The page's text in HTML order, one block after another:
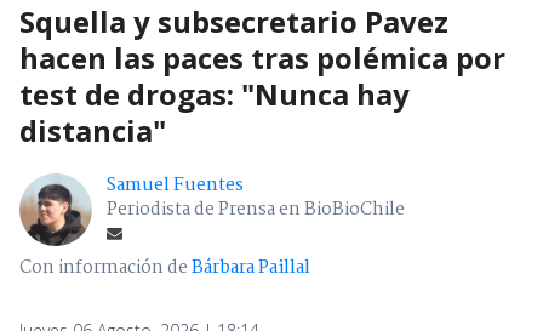
Squella y subsecretario Pavez
hacen las paces tras polémica por
test de drogas: "Nunca hay
distancia"
Samuel Fuentes
Periodista de Prensa en BioBioChile
Con información deBárbara Paillal